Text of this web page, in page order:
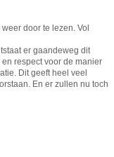
door te lezen. Vol
er gaandeweg dit
respect voor de manier
Dit geeft heel veel
En er zullen nu toch